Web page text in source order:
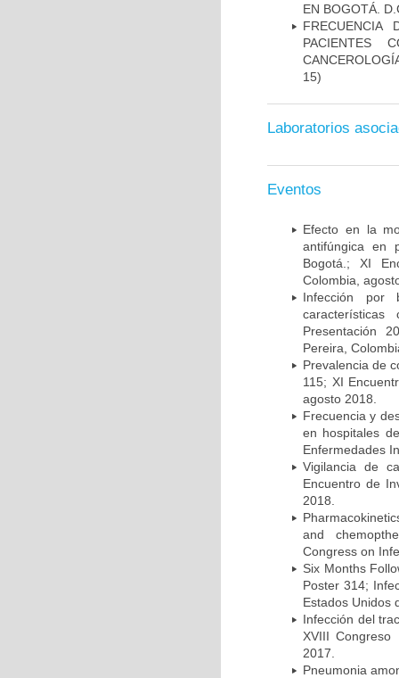
EN BOGOTÁ.
FRECUENCIA
PACIENTES
15)
Laboratorios
Eventos
Efecto en la
antifúngica en
Bogotá.; XI
Colombia,
Infección por
Presentación
Pereira,
Prevalencia de
115; XI
agosto 2018.
Frecuencia y
en hospitales
Enfermedades
Vigilancia de
Encuentro de
2018.
and
Congress on
Six Months
Poster 314;
Estados Unidos
Infección del
XVIII
2017.
Pneumonia